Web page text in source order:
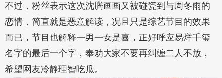
不过，粉丝表示这次沈腾画画又被碰瓷到与周冬雨的
恋情，简直就是恶意解读，况且只是综艺节目的效果
而已，节目也解释一男一女是喜，正好呼应易烊千玺
名字的最后一个字，奉劝大家不要再纠缠二人不放，
希望网友冷静理智吃瓜。